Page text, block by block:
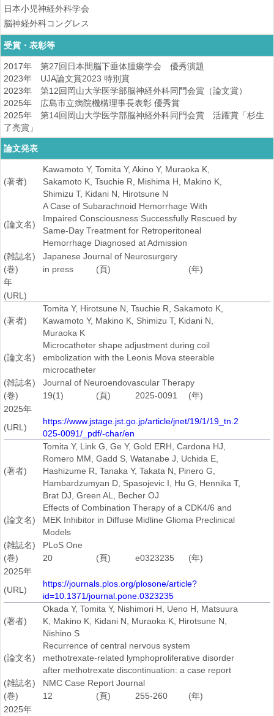
日本小児神経外科学会
脳神経外科コングレス
受賞・表彰等
2017年 第27回日本間脳下垂体腫瘍学会 優秀演題
2023年 UJA論文賞2023 特別賞
2023年 第12回岡山大学医学部脳神経外科同門会賞（論文賞）
2025年 広島市立病院機構理事長表彰 優秀賞
2025年 第14回岡山大学医学部脳神経外科同門会賞 活躍賞「杉生
了亮賞」
論文発表
(著者)
Kawamoto Y, Tomita Y, Akino Y, Muraoka K,
Sakamoto K, Tsuchie R, Mishima H, Makino K,
Shimizu T, Kidani N, Hirotsune N
(論文名)
A Case of Subarachnoid Hemorrhage With
Impaired Consciousness Successfully Rescued by
Same-Day Treatment for Retroperitoneal
Hemorrhage Diagnosed at Admission
(雑誌名)
Japanese Journal of Neurosurgery
(巻)
in press (頁)
(年)
年
(URL)
(著者)
Tomita Y, Hirotsune N, Tsuchie R, Sakamoto K,
Kawamoto Y, Makino K, Shimizu T, Kidani N,
Muraoka K
(論文名)
Microcatheter shape adjustment during coil
embolization with the Leonis Mova steerable
microcatheter
(雑誌名)
Journal of Neuroendovascular Therapy
(巻)
19(1) (頁) 2025-0091
(年)
2025年
(URL)
https://www.jstage.jst.go.jp/article/jnet/19/1/19_tn.2
025-0091/_pdf/-char/en
(著者)
Tomita Y, Link G, Ge Y, Gold ERH, Cardona HJ,
Romero MM, Gadd S, Watanabe J, Uchida E,
Hashizume R, Tanaka Y, Takata N, Pinero G,
Hambardzumyan D, Spasojevic I, Hu G, Hennika T,
Brat DJ, Green AL, Becher OJ
(論文名)
Effects of Combination Therapy of a CDK4/6 and
MEK Inhibitor in Diffuse Midline Glioma Preclinical
Models
(雑誌名)
PLoS One
(巻)
20 (頁) e0323235
(年)
2025年
(URL)
https://journals.plos.org/plosone/article?
id=10.1371/journal.pone.0323235
(著者)
Okada Y, Tomita Y, Nishimori H, Ueno H, Matsuura
K, Makino K, Kidani N, Muraoka K, Hirotsune N,
Nishino S
(論文名)
Recurrence of central nervous system
methotrexate-related lymphoproliferative disorder
after methotrexate discontinuation: a case report
(雑誌名)
NMC Case Report Journal
(巻)
12 (頁) 255-260
(年)
2025年